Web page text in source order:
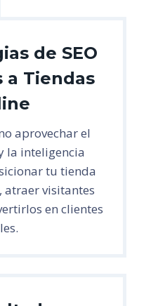
de SEO
a Tiendas
aprovechar el
la inteligencia
tu tienda
atraer visitantes
en clientes